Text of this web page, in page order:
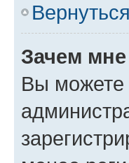
Зачем
Вы можете